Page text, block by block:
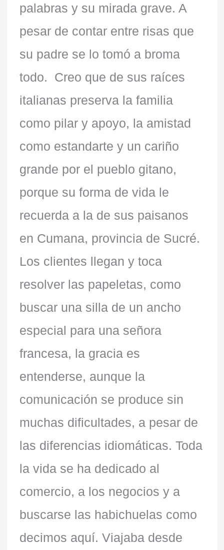
palabras y su mirada grave. A
pesar de contar entre risas que
su padre se lo tomó a broma
todo. Creo que de sus raíces
italianas preserva la familia
como pilar y apoyo, la amistad
como estandarte y un cariño
grande por el pueblo gitano,
porque su forma de vida le
recuerda a la de sus paisanos
en Cumana, provincia de Sucré.
Los clientes llegan y toca
resolver las papeletas, como
buscar una silla de un ancho
especial para una señora
francesa, la gracia es
entenderse, aunque la
comunicación se produce sin
muchas dificultades, a pesar de
las diferencias idiomáticas. Toda
la vida se ha dedicado al
comercio, a los negocios y a
buscarse las habichuelas como
decimos aquí. Viajaba desde